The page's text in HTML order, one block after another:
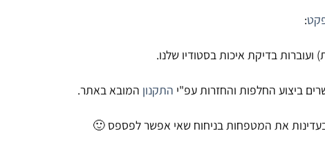
:
בדיקת איכות בסטודיו שלנו.
התקנון המובא באתר.